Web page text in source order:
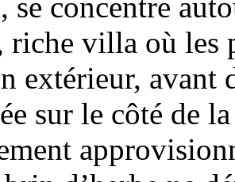
riche villa où les
extérieur,
sur le côté de